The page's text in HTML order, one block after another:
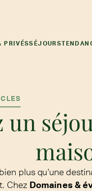
PRIVÉSSÉJOURS
un
plus qu'une
Chez Domaines &